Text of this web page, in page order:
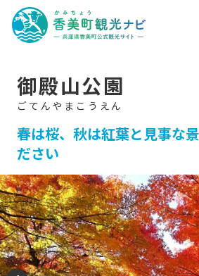
香
美
町
庫
県
香
美
町
公
式
観
光
サ
イ
ト
-
御殿山公園
春は桜、秋は紅葉と見事な
ださい